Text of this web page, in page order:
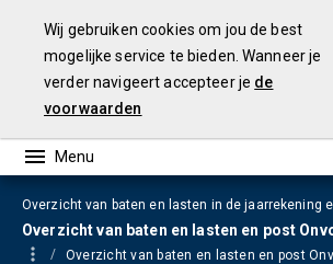
Wij gebruiken cookies om jou de best
mogelijke service te bieden. Wanneer je
verder navigeert accepteer je de
voorwaarden
Overzicht van baten en lasten in de jaarrekening
Overzicht van baten en lasten en post
Overzicht van baten en lasten en post